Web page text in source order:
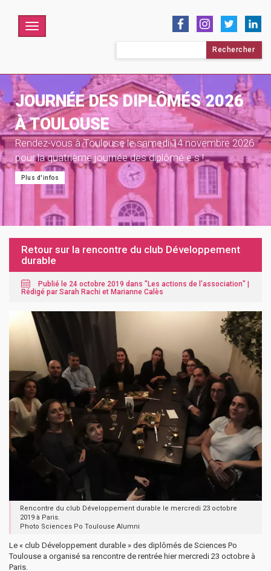
Menu
JOURNÉE DES DIPLÔMÉS 2026
À TOULOUSE
Rendez-vous à Toulouse le samedi 14 novembre 2026
pour la quatrième journée des diplômé·e·s !
Plus d'infos
Retour sur la rencontre du club Développement
durable
Publié le 24 octobre 2019 dans "Les actions de l'association" |
Rédigé par Sarah Rachi et Marianne Calès
Rencontre du club Développement durable le mercredi 23 octobre
2019 à Paris.
Photo Sciences Po Toulouse Alumni
Le « club Développement durable » des diplômés de Sciences Po
Toulouse a organisé sa rencontre de rentrée hier mercredi 23 octobre à
Paris.